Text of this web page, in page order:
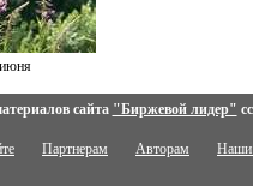
сайта "Биржевой лидер"
Партнерам Авторам Наши